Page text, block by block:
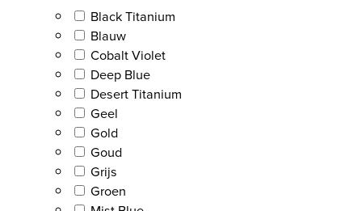
Black Titanium
Blauw
Cobalt Violet
Deep Blue
Desert Titanium
Geel
Gold
Goud
Grijs
Groen